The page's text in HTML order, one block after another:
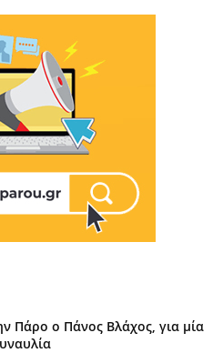
Πάρο ο Πάνος Βλάχος, για μία